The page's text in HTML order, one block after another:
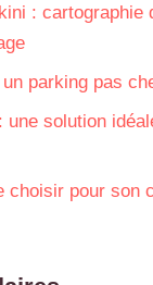
: cartographie
parking pas
une solution
choisir pour son